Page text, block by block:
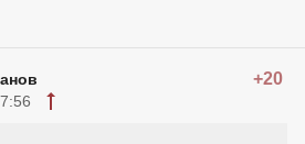
+20